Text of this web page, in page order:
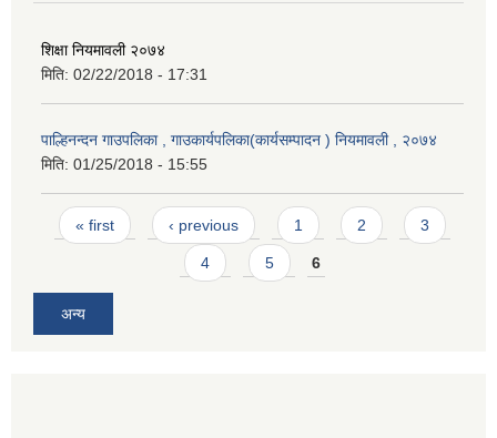
शिक्षा नियमावली २०७४
मिति: 02/22/2018 - 17:31
पाल्हिनन्दन गाउपलिका , गाउकार्यपलिका(कार्यसम्पादन ) नियमावली , २०७४
मिति: 01/25/2018 - 15:55
Pages
« first ‹ previous 1 2 3
4 5 6
अन्य